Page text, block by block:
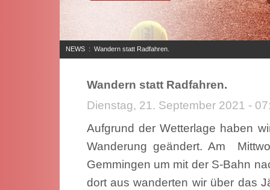
NEWS : Wandern statt Radfahren.
Wandern statt Radfahren.
Dienstag, 21. September 2021 -
Aufgrund der Wetterlage haben
Wanderung geändert. Am
Gemmingen um mit der S-Bahn
dort aus wanderten wir über das